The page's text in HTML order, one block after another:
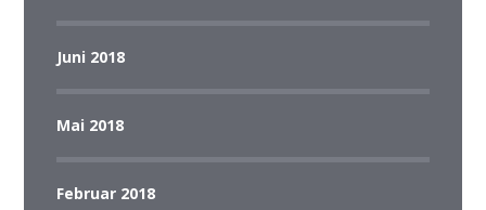
Juni 2018
Mai 2018
Februar 2018